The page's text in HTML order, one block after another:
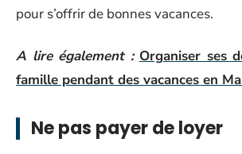
pour s’offrir de bonnes vacances.
A lire également : Organiser ses
famille pendant des vacances en
Ne pas payer de loyer